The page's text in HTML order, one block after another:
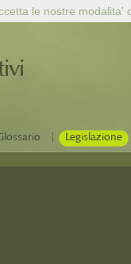
| Legislazione
le nostre modalita'